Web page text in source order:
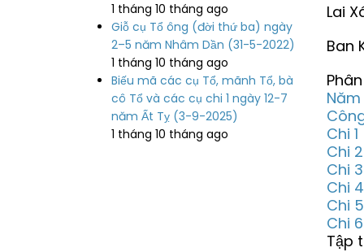
1 tháng 10 tháng ago
Giỗ cụ Tổ ông (đời thứ ba) ngày
2–5 năm Nhâm Dần (31-5-2022)
1 tháng 10 tháng ago
Biếu mã các cụ Tổ, mãnh Tổ, bà
cô Tổ và các cụ chi 1 ngày 12-7
năm Ất Tỵ (3-9-2025)
1 tháng 10 tháng ago
Lai
Ban
Chi 1
Chi 2
Chi 3
Chi 4
Chi 5
Chi 6
Tập